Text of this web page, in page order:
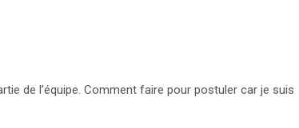
de l’équipe. Comment faire pour postuler car je suis